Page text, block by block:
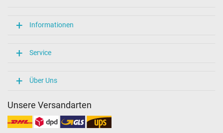
Informationen
Service
Über Uns
Unsere Versandarten